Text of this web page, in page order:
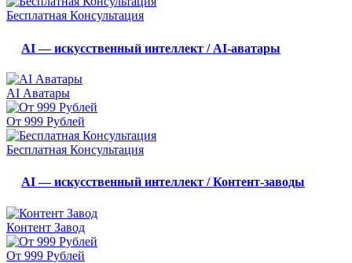
Бесплатная Консультация
AI — искусственный интеллект / AI-аватары
AI Аватары
От 999 Рублей
Бесплатная Консультация
AI — искусственный интеллект / Контент-заводы
Контент Завод
От 999 Рублей